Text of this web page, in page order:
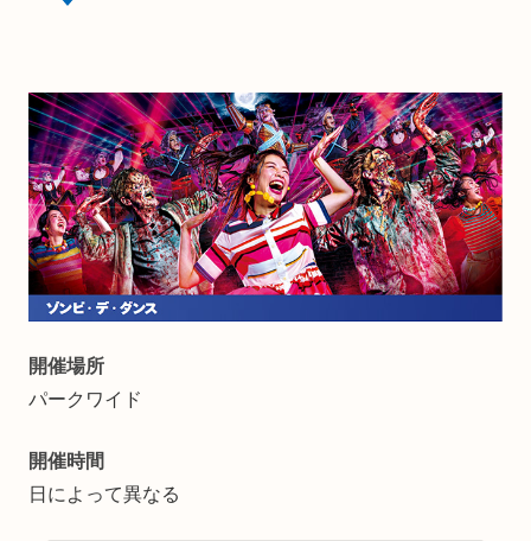
開催場所
パークワイド
開催時間
日によって異なる